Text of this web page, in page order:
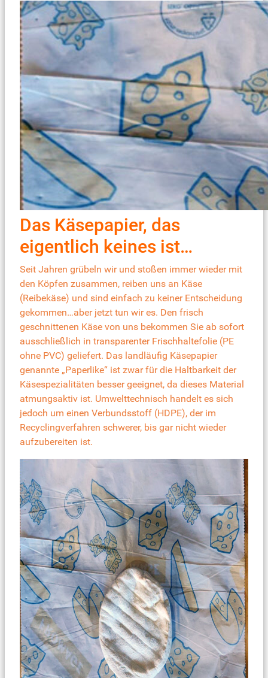
Das Käsepapier, das
eigentlich keines ist…
Seit Jahren grübeln wir und stoßen immer wieder mit
den Köpfen zusammen, reiben uns an Käse
(Reibekäse) und sind einfach zu keiner Entscheidung
gekommen…aber jetzt tun wir es. Den frisch
geschnittenen Käse von uns bekommen Sie ab sofort
ausschließlich in transparenter Frischhaltefolie (PE
ohne PVC) geliefert. Das landläufig Käsepapier
genannte „Paperlike“ ist zwar für die Haltbarkeit der
Käsespezialitäten besser geeignet, da dieses Material
atmungsaktiv ist. Umwelttechnisch handelt es sich
jedoch um einen Verbundsstoff (HDPE), der im
Recyclingverfahren schwerer, bis gar nicht wieder
aufzubereiten ist.